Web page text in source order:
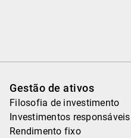
Gestão de ativos
Filosofia de investimento
Investimentos responsáveis
Rendimento fixo